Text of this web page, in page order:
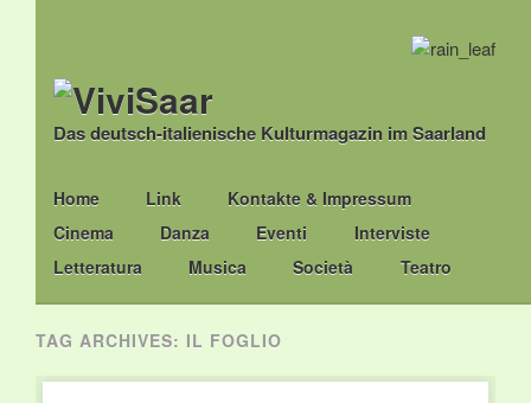
Das deutsch-italienische Kulturmagazin im Saarland
Main menu
Skip
to
content
Home Link
Kontakte & Impressum
Cinema
Danza Eventi
Interviste
Letteratura
Musica Società Teatro
TAG ARCHIVES: IL FOGLIO